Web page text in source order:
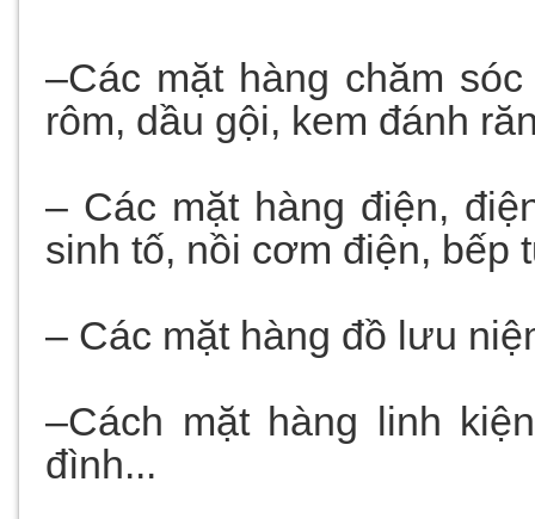
–Các mặt hàng chăm
rôm, dầu gội, kem đánh
– Các mặt hàng điện,
sinh tố, nồi cơm điện,
– Các mặt hàng đồ lưu
–Cách mặt hàng linh
đình...